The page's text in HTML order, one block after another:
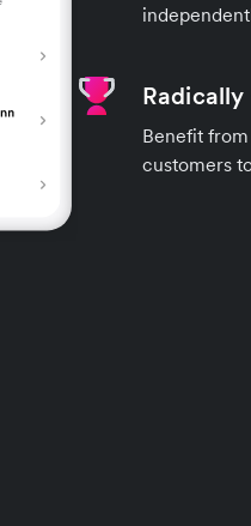
Benefit
customers